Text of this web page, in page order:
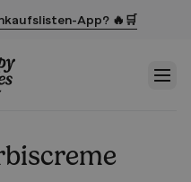
App? 🔥🛒